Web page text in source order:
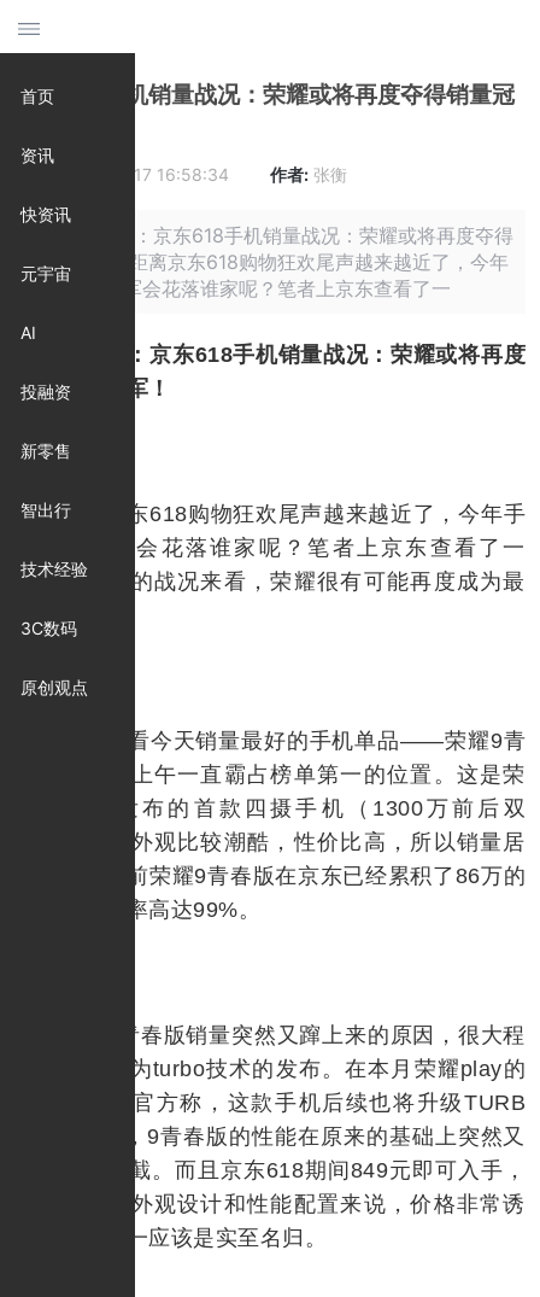
首页
资讯
快资讯
元宇宙
AI
投融资
新零售
智出行
技术经验
3C数码
原创观点
京东618手机销量战况：荣耀或将再度夺得销量冠
2018-06-17 16:58:34 作者: 张衡
摘要: 原标题：京东618手机销量战况：荣耀或将再度夺得
销量冠军！ 距离京东618购物狂欢尾声越来越近了，今年
手机销量冠军会花落谁家呢？笔者上京东查看了一
原标题：京东618手机销量战况：荣耀或将再度
夺得销量冠军！
距离京东618购物狂欢尾声越来越近了，今年手
机销量冠军会花落谁家呢？笔者上京东查看了一
下，从目前的战况来看，荣耀很有可能再度成为最
首先来看今天销量最好的手机单品——荣耀9青
春版，整个上午一直霸占榜单第一的位置。这是荣
耀半年前发布的首款四摄手机（1300万前后双
摄），因为外观比较潮酷，性价比高，所以销量居
高不下。目前荣耀9青春版在京东已经累积了86万的
评论，好评率高达99%。
荣耀9青春版销量突然又蹿上来的原因，很大程
度可能是因为turbo技术的发布。在本月荣耀play的
发布会上，官方称，这款手机后续也将升级TURB
O。意味着，9青春版的性能在原来的基础上突然又
拔高了一大截。而且京东618期间849元即可入手，
相对于它的外观设计和性能配置来说，价格非常诱
人！这个第一应该是实至名归。